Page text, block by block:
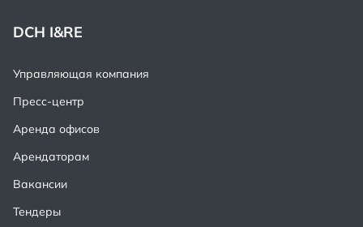
DCH I&RE
Управляющая компания
Пресс-центр
Аренда офисов
Арендаторам
Вакансии
Тендеры